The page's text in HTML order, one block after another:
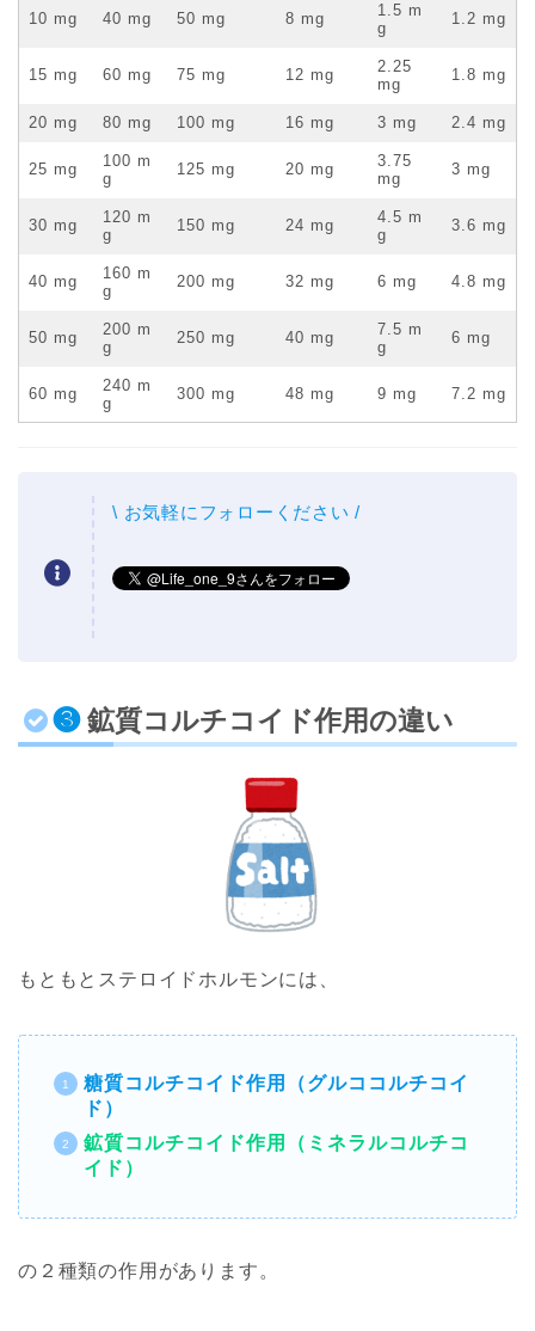
10 mg 40 mg 50 mg 8 mg
1.5 m
g
1.2 mg
15 mg 60 mg 75 mg 12 mg
2.25
mg
1.8 mg
20 mg 80 mg 100 mg 16 mg 3 mg 2.4 mg
25 mg
100 m
g
125 mg 20 mg
3.75
mg
3 mg
30 mg
120 m
g
150 mg 24 mg
4.5 m
g
3.6 mg
40 mg
160 m
g
200 mg 32 mg 6 mg 4.8 mg
50 mg
200 m
g
250 mg 40 mg
7.5 m
g
6 mg
60 mg
240 m
g
300 mg 48 mg 9 mg 7.2 mg
\ お気軽にフォローください /
❸鉱質コルチコイド作用の違い
もともとステロイドホルモンには、
糖質コルチコイド作用（グルココルチコイ
ド）
鉱質コルチコイド作用（ミネラルコルチコ
イド）
の２種類の作用があります。